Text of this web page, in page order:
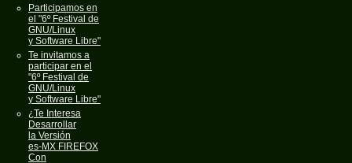
Participamos en
el "6º Festival de
GNU/Linux
y Software Libre"
Te invitamos a
participar en el
"6º Festival de
GNU/Linux
y Software Libre"
¿Te Interesa
Desarrollar
la Versión
es-MX FIREFOX
Con